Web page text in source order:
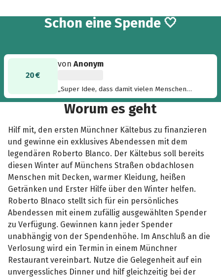
Schon eine Spende 🤍
20 €
vonAnonym
„Super Idee, dass damit vielen Menschen
geholfen wird. Danke und weiterso! Meine
Spende kommt von Herzen, liebe Grüsse
Christiane aus München, Power & Mutmacher
Coach“
Worum es geht
Hilf mit, den ersten Münchner Kältebus zu finanzieren
und gewinne ein exklusives Abendessen mit dem
legendären Roberto Blanco. Der Kältebus soll bereits
diesen Winter auf Münchens Straßen obdachlosen
Menschen mit Decken, warmer Kleidung, heißen
Getränken und Erster Hilfe über den Winter helfen.
Roberto Blnaco stellt sich für ein persönliches
Abendessen mit einem zufällig ausgewählten Spender
zu Verfügung. Gewinnen kann jeder Spender
unabhängig von der Spendenhöhe. Im Anschluß an die
Verlosung wird ein Termin in einem Münchner
Restaurant vereinbart. Nutze die Gelegenheit auf ein
unvergessliches Dinner und hilf gleichzeitig bei der